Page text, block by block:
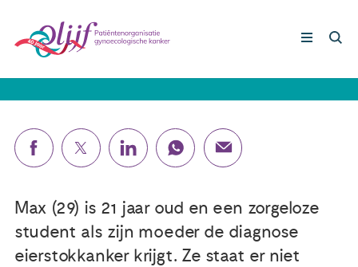
Lotgenoten
Leven met/na kanker
Steun ons
Zoon Max (29): ‘Haar ziekte raakte
ons allemaal'
Max (29) is 21 jaar oud en een zorgeloze
student als zijn moeder de diagnose
eierstokkanker krijgt. Ze staat er niet